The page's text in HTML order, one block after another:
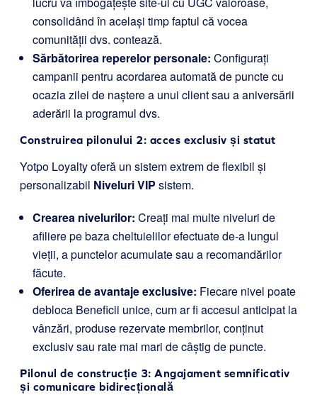
consolidând în același timp faptul că vocea
comunității dvs. contează.
Sărbătorirea reperelor personale: Configurați
campanii pentru acordarea automată de puncte cu
ocazia zilei de naștere a unui client sau a aniversării
aderării la programul dvs.
Construirea pilonului 2: acces exclusiv și statut
Yotpo Loyalty oferă un sistem extrem de flexibil și
personalizabil Niveluri VIP sistem.
Crearea nivelurilor: Creați mai multe niveluri de
afiliere pe baza cheltuielilor efectuate de-a lungul
vieții, a punctelor acumulate sau a recomandărilor
făcute.
Oferirea de avantaje exclusive: Fiecare nivel poate
debloca Beneficii unice, cum ar fi accesul anticipat la
vânzări, produse rezervate membrilor, conținut
exclusiv sau rate mai mari de câștig de puncte.
Pilonul de construcție 3: Angajament semnificativ
și comunicare bidirecțională